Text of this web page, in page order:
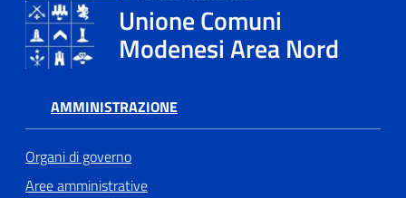
Tutti
gli
argomenti...
su
Unione Comuni
Modenesi Area Nord
AMMINISTRAZIONE
Organi di governo
Aree amministrative